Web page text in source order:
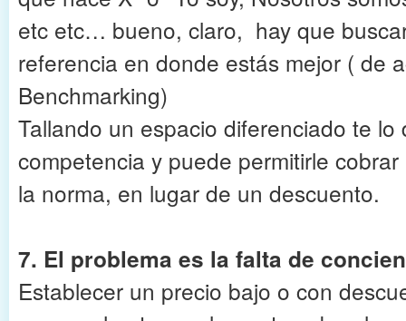
etc etc… bueno, claro, hay que
referencia en donde estás mejor ( de
Benchmarking)
Tallando un espacio diferenciado te
competencia y puede permitirle
la norma, en lugar de un descuento.
7. El problema es la falta de
Establecer un precio bajo o con